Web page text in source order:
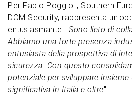
Per Fabio Poggioli, Southern
DOM Security, rappresenta
entusiasmante: "Sono lieto di
Abbiamo una forte presenza
entusiasta della prospettiva di
sicurezza. Con questo
potenziale per sviluppare insieme
significativa in Italia e oltre".